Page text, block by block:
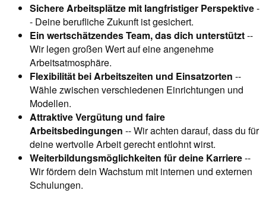
Sichere Arbeitsplätze mit langfristiger Perspektive-
- Deine berufliche Zukunft ist gesichert.
Ein wertschätzendes Team, das dich unterstützt--
Wir legen großen Wert auf eine angenehme
Arbeitsatmosphäre.
Flexibilität bei Arbeitszeiten und Einsatzorten --
Wähle zwischen verschiedenen Einrichtungen und
Modellen.
Attraktive Vergütung und faire
Arbeitsbedingungen -- Wir achten darauf, dass du für
deine wertvolle Arbeit gerecht entlohnt wirst.
Weiterbildungsmöglichkeiten für deine Karriere--
Wir fördern dein Wachstum mit internen und externen
Schulungen.